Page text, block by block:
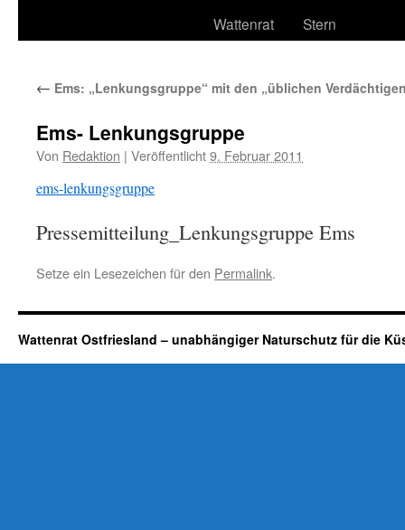
Wattenrat
Stern
← Ems: „Lenkungsgruppe“ mit den „üblichen
Ems- Lenkungsgruppe
Von Redaktion | Veröffentlicht9. Februar 2011
ems-lenkungsgruppe
Pressemitteilung_Lenkungsgruppe Ems
Setze ein Lesezeichen für den Permalink.
Wattenrat Ostfriesland – unabhängiger Naturschutz für die